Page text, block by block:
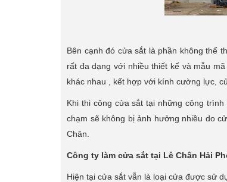
Bên cạnh đó cửa sắt là phần không thể
rất đa dạng với nhiều thiết kế và mẫu
khác nhau , kết hợp với kính cường lực,
Khi thi công cửa sắt tại những công
chạm sẽ không bị ảnh hưởng nhiều do
Chân.
Công ty làm cửa sắt tại Lê Chân Hải
Hiện tại cửa sắt vẫn là loại cửa được sử